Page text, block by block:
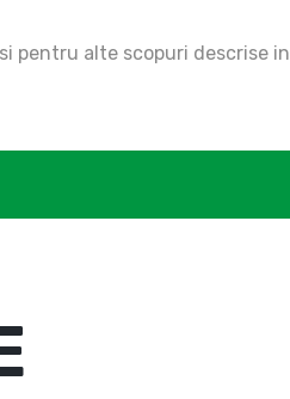
pentru alte scopuri descrise in